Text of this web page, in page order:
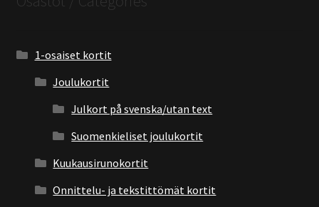
1-osaiset kortit
Joulukortit
Julkort på svenska/utan text
Suomenkieliset joulukortit
Kuukausirunokortit
Onnittelu- ja tekstittömät kortit